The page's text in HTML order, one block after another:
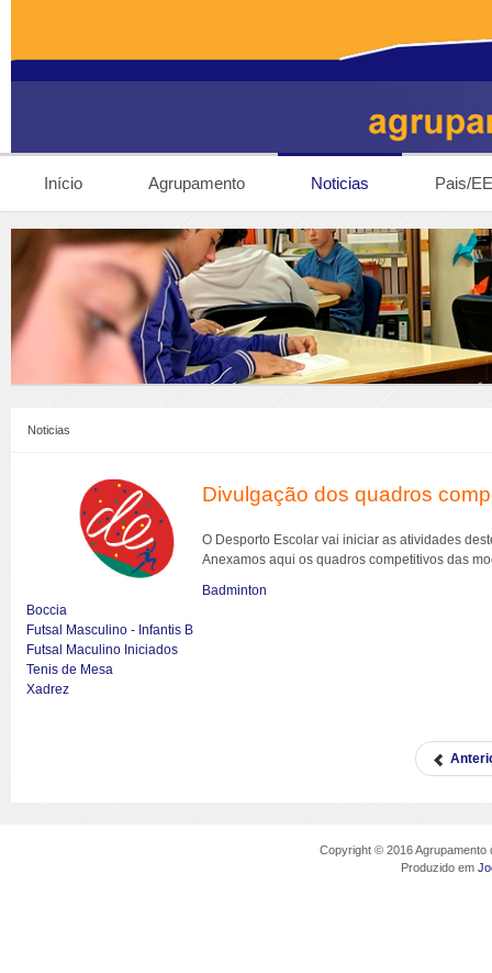
Início Agrupamento Noticias Pais/EE
Noticias
Divulgação dos quadros
O Desporto Escolar vai iniciar as atividades
Anexamos aqui os quadros competitivos das
Badminton
Boccia
Futsal Masculino - Infantis B
Futsal Maculino Iniciados
Tenis de Mesa
Xadrez
Copyright © 2016
Produzido em